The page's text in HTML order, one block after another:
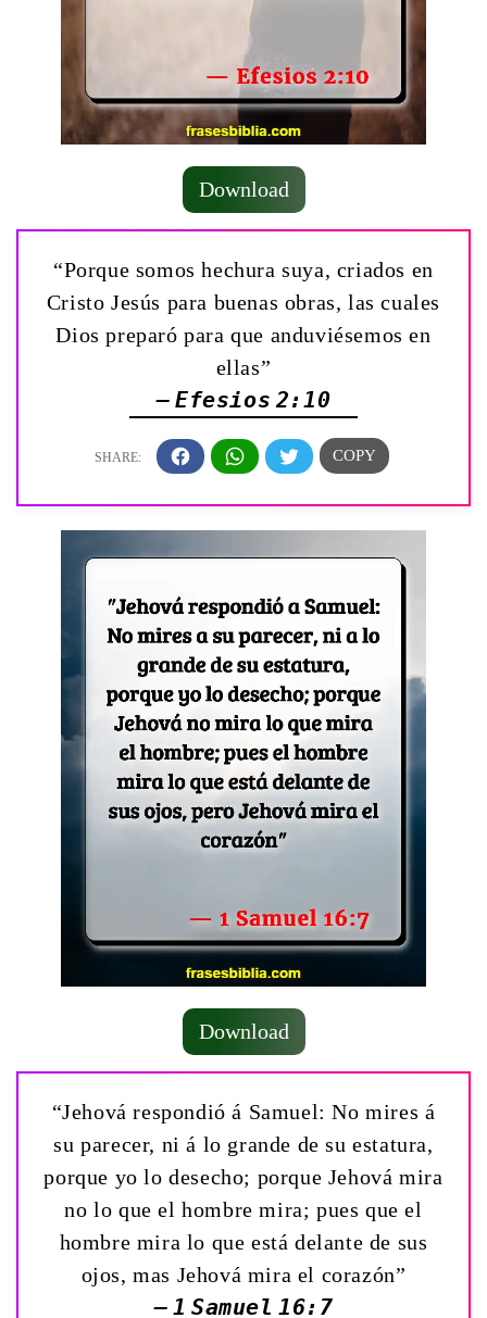
Download
“Porque somos hechura suya, criados en
Cristo Jesús para buenas obras, las cuales
Dios preparó para que anduviésemos en
ellas”
— Efesios 2:10
Download
“Jehová respondió á Samuel: No mires á
su parecer, ni á lo grande de su estatura,
porque yo lo desecho; porque Jehová mira
no lo que el hombre mira; pues que el
hombre mira lo que está delante de sus
ojos, mas Jehová mira el corazón”
— 1 Samuel 16:7